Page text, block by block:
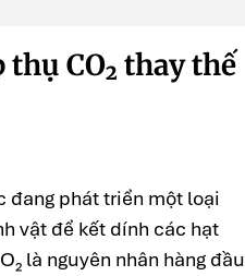
CO₂ thay thế
đang phát triển một loại
vật để kết dính các hạt
là nguyên nhân hàng đầu